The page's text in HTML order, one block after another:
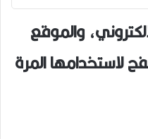
والموقع
لاستخدامها المرة